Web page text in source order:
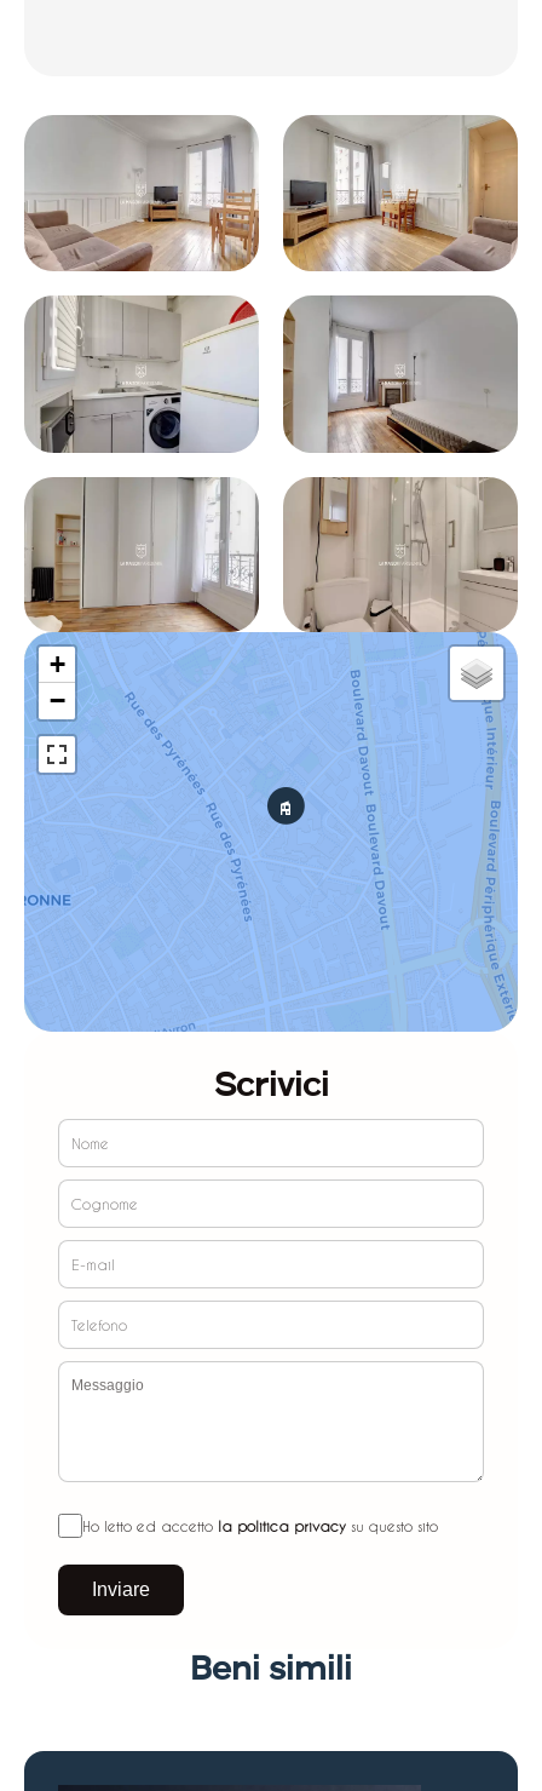
+
−
Scrivici
Ho letto ed accetto la politica privacy su questo sito
Inviare
Beni simili